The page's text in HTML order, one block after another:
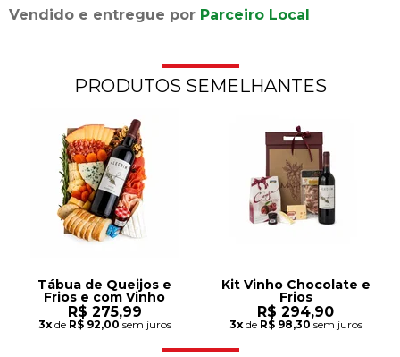
Vendido e entregue por Parceiro Local
PRODUTOS SEMELHANTES
Tábua de Queijos e
Frios e com Vinho
R$ 275,99
3xde R$ 92,00sem juros
Kit Vinho Chocolate e
Frios
R$ 294,90
3xde R$ 98,30sem juros